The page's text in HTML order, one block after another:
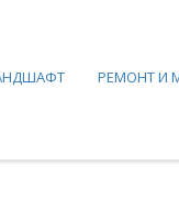
РЕМОНТ И